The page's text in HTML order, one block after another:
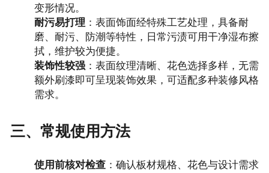
变形情况。
耐污易打理 ：表面饰面经特殊工艺处理，具备耐
磨、耐污、防潮等特性，日常污渍可用干净湿布擦
拭，维护较为便捷。
装饰性较强：表面纹理清晰、花色选择多样，无需
额外刷漆即可呈现装饰效果，可适配多种装修风格
需求。
三、常规使用方法
使用前核对检查：确认板材规格、花色与设计需求